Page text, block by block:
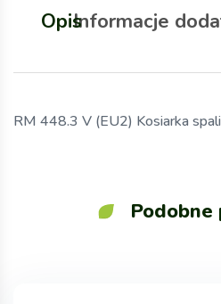
OpisInformacje
RM 448.3 V (EU2) Kosiarka
Podobne